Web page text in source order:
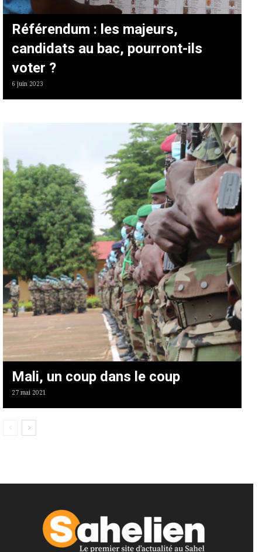
Référendum : les majeurs,
candidats au bac, pourront-ils
voter ?
6 juin 2023
Mali, un coup dans le coup
27 mai 2021